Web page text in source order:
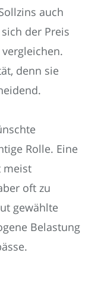
auch
der Preis
denn sie
Rolle. Eine
meist
oft zu
gewählte
Belastung